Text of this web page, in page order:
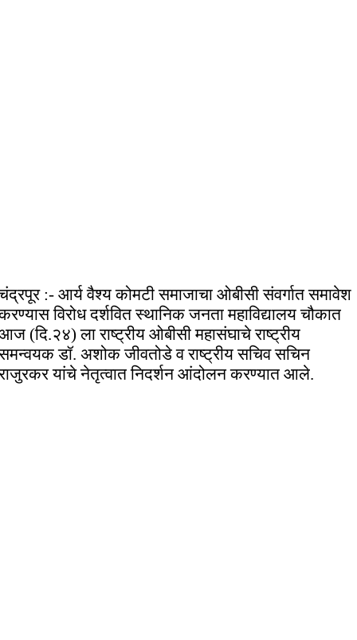
:- आर्य वैश्य कोमटी समाजाचा ओबीसी संवर्गात समावेश
विरोध दर्शवित स्थानिक जनता महाविद्यालय चौकात
(दि.२४) ला राष्ट्रीय ओबीसी महासंघाचे राष्ट्रीय
डॉ. अशोक जीवतोडे व राष्ट्रीय सचिव सचिन
यांचे नेतृत्वात निदर्शन आंदोलन करण्यात आले.